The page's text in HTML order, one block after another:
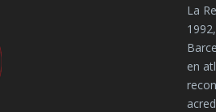
La
en